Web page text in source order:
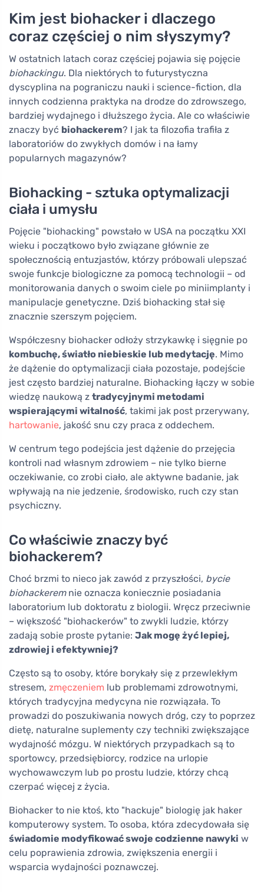
Kim jest biohacker i dlaczego
coraz częściej o nim słyszymy?
W ostatnich latach coraz częściej pojawia się pojęcie
biohackingu. Dla niektórych to futurystyczna
dyscyplina na pograniczu nauki i science-fiction, dla
innych codzienna praktyka na drodze do zdrowszego,
bardziej wydajnego i dłuższego życia. Ale co właściwie
znaczy być biohackerem? I jak ta filozofia trafiła z
laboratoriów do zwykłych domów i na łamy
popularnych magazynów?
Biohacking - sztuka optymalizacji
ciała i umysłu
Pojęcie "biohacking" powstało w USA na początku XXI
wieku i początkowo było związane głównie ze
społecznością entuzjastów, którzy próbowali ulepszać
swoje funkcje biologiczne za pomocą technologii – od
monitorowania danych o swoim ciele po miniimplanty i
manipulacje genetyczne. Dziś biohacking stał się
znacznie szerszym pojęciem.
Współczesny biohacker odłoży strzykawkę i sięgnie po
kombuchę, światło niebieskie lub medytację. Mimo
że dążenie do optymalizacji ciała pozostaje, podejście
jest często bardziej naturalne. Biohacking łączy w sobie
wiedzę naukową z tradycyjnymi metodami
wspierającymi witalność, takimi jak post przerywany,
hartowanie, jakość snu czy praca z oddechem.
W centrum tego podejścia jest dążenie do przejęcia
kontroli nad własnym zdrowiem – nie tylko bierne
oczekiwanie, co zrobi ciało, ale aktywne badanie, jak
wpływają na nie jedzenie, środowisko, ruch czy stan
psychiczny.
Co właściwie znaczy być
biohackerem?
Choć brzmi to nieco jak zawód z przyszłości, bycie
biohackeremnie oznacza koniecznie posiadania
laboratorium lub doktoratu z biologii. Wręcz przeciwnie
– większość "biohackerów" to zwykli ludzie, którzy
zadają sobie proste pytanie: Jak mogę żyć lepiej,
zdrowiej i efektywniej?
Często są to osoby, które borykały się z przewlekłym
stresem, zmęczeniem lub problemami zdrowotnymi,
których tradycyjna medycyna nie rozwiązała. To
prowadzi do poszukiwania nowych dróg, czy to poprzez
dietę, naturalne suplementy czy techniki zwiększające
wydajność mózgu. W niektórych przypadkach są to
sportowcy, przedsiębiorcy, rodzice na urlopie
wychowawczym lub po prostu ludzie, którzy chcą
czerpać więcej z życia.
Biohacker to nie ktoś, kto "hackuje" biologię jak haker
komputerowy system. To osoba, która zdecydowała się
świadomie modyfikować swoje codzienne nawyki w
celu poprawienia zdrowia, zwiększenia energii i
wsparcia wydajności poznawczej.